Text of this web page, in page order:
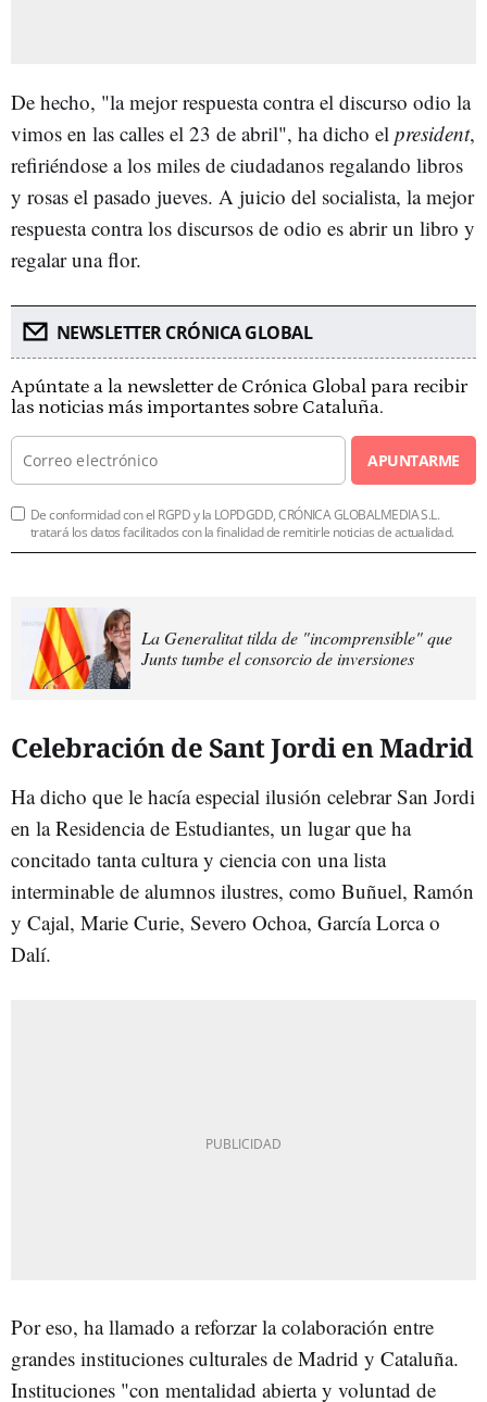
De hecho, "la mejor respuesta contra el discurso odio la
vimos en las calles el 23 de abril", ha dicho el president,
refiriéndose a los miles de ciudadanos regalando libros
y rosas el pasado jueves. A juicio del socialista, la mejor
respuesta contra los discursos de odio es abrir un libro y
regalar una flor.
NEWSLETTER CRÓNICA GLOBAL
Apúntate a la newsletter de Crónica Global para recibir
las noticias más importantes sobre Cataluña.
APUNTARME
De conformidad con el RGPD y la LOPDGDD, CRÓNICA GLOBALMEDIA S.L.
tratará los datos facilitados con la finalidad de remitirle noticias de actualidad.
La Generalitat tilda de "incomprensible" que
Junts tumbe el consorcio de inversiones
Celebración de Sant Jordi en Madrid
Ha dicho que le hacía especial ilusión celebrar San Jordi
en la Residencia de Estudiantes, un lugar que ha
concitado tanta cultura y ciencia con una lista
interminable de alumnos ilustres, como Buñuel, Ramón
y Cajal, Marie Curie, Severo Ochoa, García Lorca o
Dalí.
Por eso, ha llamado a reforzar la colaboración entre
grandes instituciones culturales de Madrid y Cataluña.
Instituciones "con mentalidad abierta y voluntad de